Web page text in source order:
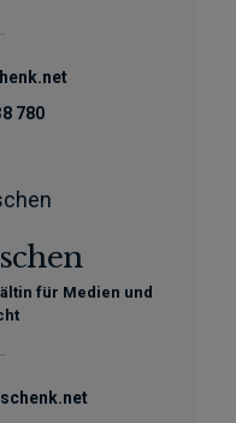
780
für Medien und